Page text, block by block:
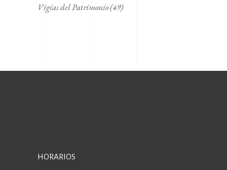
Vigías del Patrimonio(49)
HORARIOS